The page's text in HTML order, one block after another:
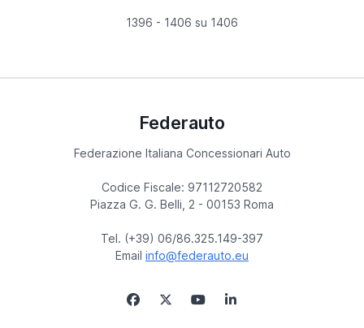
1396 - 1406 su 1406
Federauto
Federazione Italiana Concessionari Auto
Codice Fiscale: 97112720582
Piazza G. G. Belli, 2 - 00153 Roma
Tel. (+39) 06/86.325.149-397
Email info@federauto.eu